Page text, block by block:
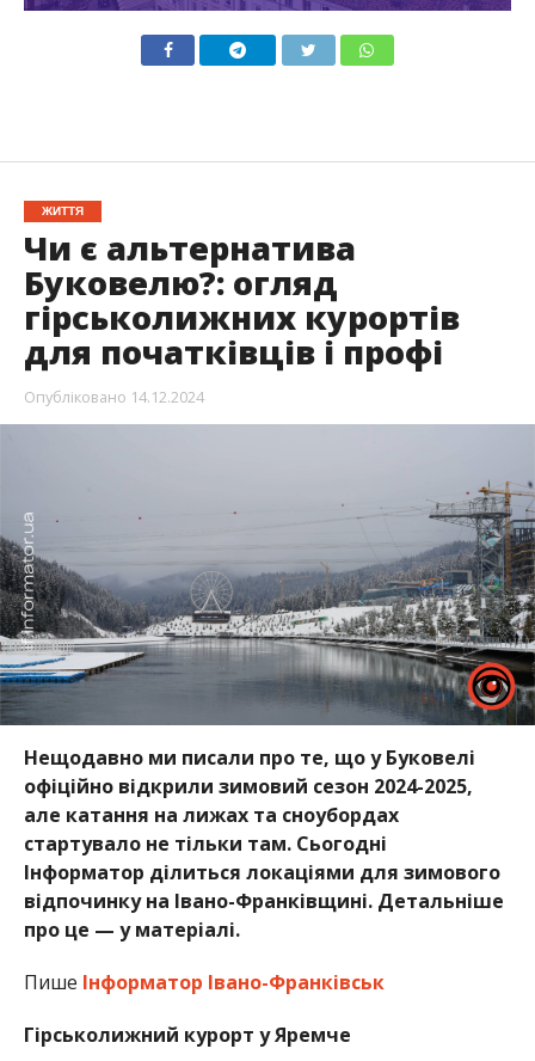
ЖИТТЯ
Чи є альтернатива
Буковелю?: огляд
гірськолижних курортів
для початківців і профі
Опубліковано 14.12.2024
Нещодавно ми писали про те, що у Буковелі
офіційно відкрили зимовий сезон 2024-2025,
але катання на лижах та сноубордах
стартувало не тільки там. Сьогодні
Інформатор ділиться локаціями для зимового
відпочинку на Івано-Франківщині. Детальніше
про це — у матеріалі.
Пише Інформатор Івано-Франківськ
Гірськолижний курорт у Яремче